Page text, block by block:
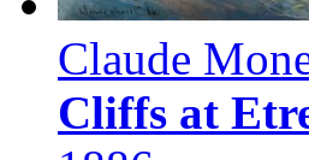
Claude
Cliffs at